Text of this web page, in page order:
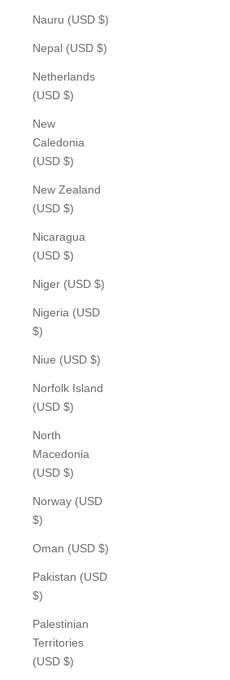
Nauru (USD $)
Nepal (USD $)
Netherlands
(USD $)
New
Caledonia
(USD $)
New Zealand
(USD $)
Nicaragua
(USD $)
Niger (USD $)
Nigeria (USD
$)
Niue (USD $)
Norfolk Island
(USD $)
North
Macedonia
(USD $)
Norway (USD
$)
Oman (USD $)
Pakistan (USD
$)
Palestinian
Territories
(USD $)